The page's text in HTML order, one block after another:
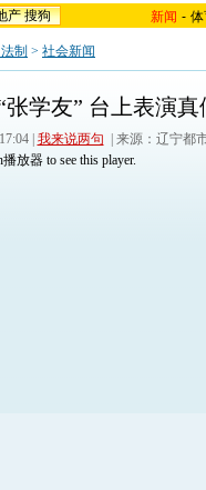
产 搜狗 新闻 -
制 > 社会新闻
学友” 台上表演真
| 我来说两句
| 来源：辽宁都
播放器 to see this player.